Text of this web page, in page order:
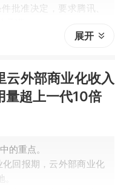
批准决定，要求腾讯、
与喜马拉雅能否真正实
展开
云外部商业化收入
超上一代10倍
的重点。
回报期，云外部商业化